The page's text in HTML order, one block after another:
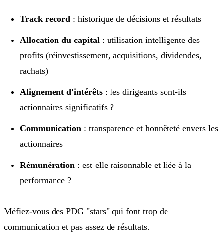
Track record : historique de décisions et résultats
Allocation du capital : utilisation intelligente des
profits (réinvestissement, acquisitions, dividendes,
rachats)
Alignement d'intérêts : les dirigeants sont-ils
actionnaires significatifs ?
Communication : transparence et honnêteté envers les
actionnaires
Rémunération : est-elle raisonnable et liée à la
performance ?
Méfiez-vous des PDG "stars" qui font trop de
communication et pas assez de résultats.